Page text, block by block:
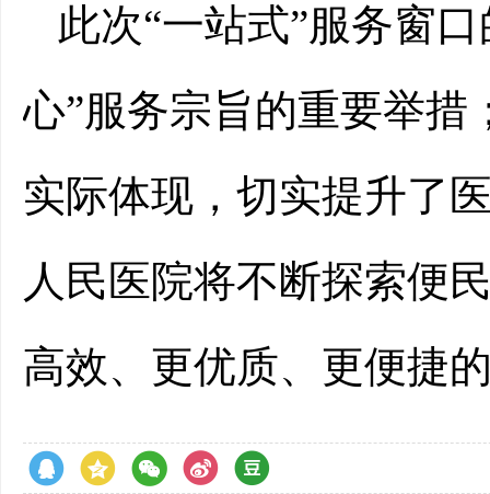
此次“一站式”服务窗
心”服务宗旨的重要举
实际体现，切实提升了
人民医院将不断探索便
高效、更优质、更便捷